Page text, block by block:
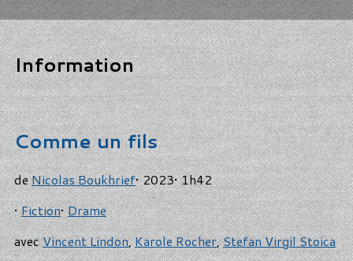
Information
Comme un fils
deNicolas Boukhrief• 2023• 1h42
•Fiction•Drame
avecVincent Lindon,Karole Rocher,Stefan Virgil Stoica